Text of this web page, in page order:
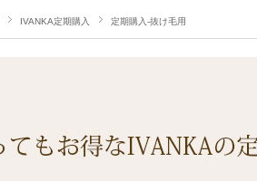
IVANKA定期購入 定期購入-抜け毛用